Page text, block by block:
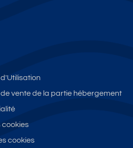
vente de la partie hébergement
cookies
cookies